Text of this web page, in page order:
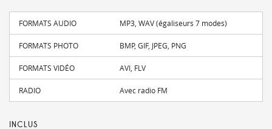
FORMATS AUDIO MP3, WAV (égaliseurs 7 modes)
FORMATS PHOTO BMP, GIF, JPEG, PNG
FORMATS VIDÉO AVI, FLV
RADIO Avec radio FM
INCLUS